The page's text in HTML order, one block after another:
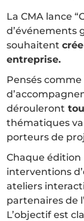
La CMA lance
d’événements
souhaitent
entreprise.
Pensés
dérouleront
thématiques
porteurs de
Chaque édition
interventions
ateliers
partenaires de
L’objectif est